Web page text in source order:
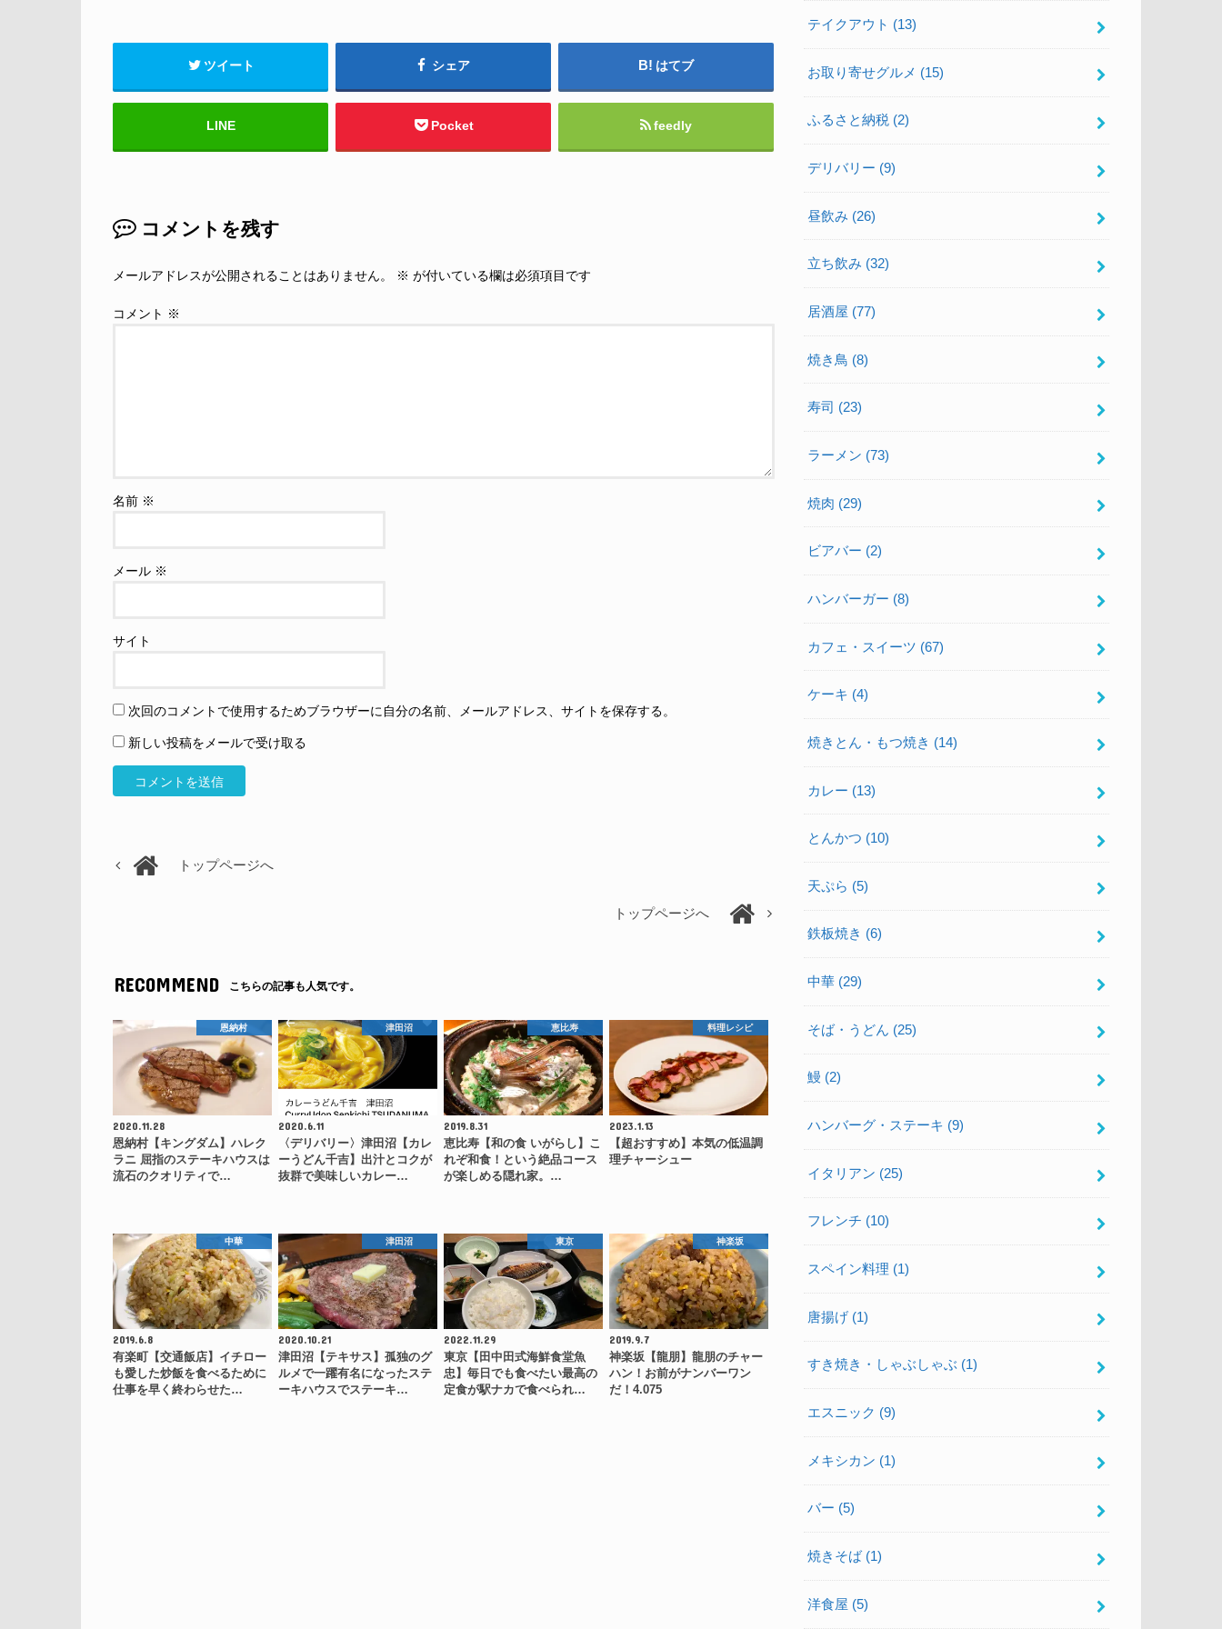
ツイート シェア はてブ
LINE Pocket feedly
コメントを残す
メールアドレスが公開されることはありません。 ※ が付いている欄は必須項目です
コメント ※
名前 ※
メール ※
サイト
次回のコメントで使用するためブラウザーに自分の名前、メールアドレス、サイトを保存する。
新しい投稿をメールで受け取る
トップページへ
トップページへ
RECOMMEND こちらの記事も人気です。
恩納村
2020.11.28
恩納村【キングダム】ハレク
ラニ 屈指のステーキハウスは
流石のクオリティで…
津田沼
2020.6.11
〈デリバリー〉津田沼【カレ
ーうどん千吉】出汁とコクが
抜群で美味しいカレー…
恵比寿
2019.8.31
恵比寿【和の食 いがらし】こ
れぞ和食！という絶品コース
が楽しめる隠れ家。…
料理レシピ
2023.1.13
【超おすすめ】本気の低温調
理チャーシュー
中華
2019.6.8
有楽町【交通飯店】イチロー
も愛した炒飯を食べるために
仕事を早く終わらせた…
津田沼
2020.10.21
津田沼【テキサス】孤独のグ
ルメで一躍有名になったステ
ーキハウスでステーキ…
東京
2022.11.29
東京【田中田式海鮮食堂魚
忠】毎日でも食べたい最高の
定食が駅ナカで食べられ…
神楽坂
2019.9.7
神楽坂【龍朋】龍朋のチャー
ハン！お前がナンバーワン
だ！4.075
テイクアウト (13)
お取り寄せグルメ (15)
ふるさと納税 (2)
デリバリー (9)
昼飲み (26)
立ち飲み (32)
居酒屋 (77)
焼き鳥 (8)
寿司 (23)
ラーメン (73)
焼肉 (29)
ビアバー (2)
ハンバーガー (8)
カフェ・スイーツ (67)
ケーキ (4)
焼きとん・もつ焼き (14)
カレー (13)
とんかつ (10)
天ぷら (5)
鉄板焼き (6)
中華 (29)
そば・うどん (25)
鰻 (2)
ハンバーグ・ステーキ (9)
イタリアン (25)
フレンチ (10)
スペイン料理 (1)
唐揚げ (1)
すき焼き・しゃぶしゃぶ (1)
エスニック (9)
メキシカン (1)
バー (5)
焼きそば (1)
洋食屋 (5)